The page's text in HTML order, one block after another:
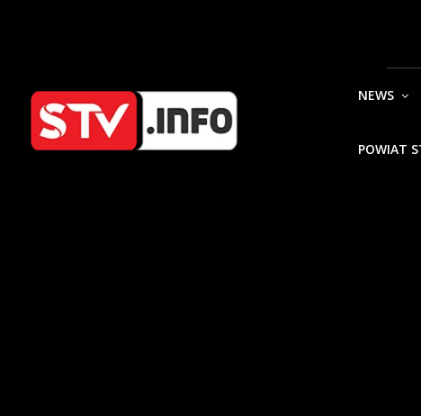
NEWS
POWIAT